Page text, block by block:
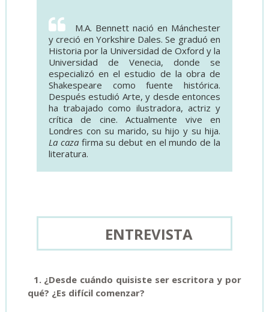
M.A. Bennett nació en Mánchester
y creció en Yorkshire Dales. Se graduó en
Historia por la Universidad de Oxford y la
Universidad de Venecia, donde se
especializó en el estudio de la obra de
Shakespeare como fuente histórica.
Después estudió Arte, y desde entonces
ha trabajado como ilustradora, actriz y
crítica de cine. Actualmente vive en
Londres con su marido, su hijo y su hija.
La cazafirma su debut en el mundo de la
literatura.
ENTREVISTA
1. ¿Desde cuándo quisiste ser escritora y por
qué? ¿Es difícil comenzar?